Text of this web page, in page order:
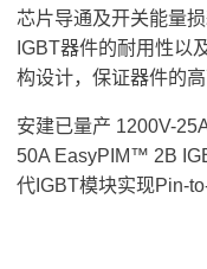
芯片导通及开关能量
IGBT器件的耐用性以
构设计，保证器件的高
安建已量产 1200V-
50A EasyPIM™ 2B
代IGBT模块实现Pin-